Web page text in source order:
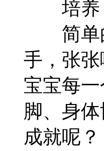
培养：
简单的
手，张
宝宝每
脚、身
成就呢？